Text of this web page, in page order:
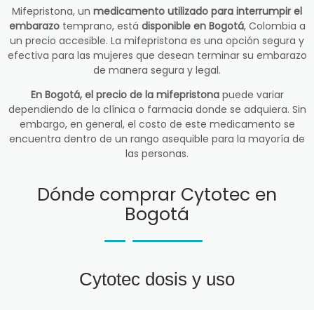
Mifepristona, un medicamento utilizado para interrumpir el
embarazotemprano, está disponible en Bogotá, Colombia a
un precio accesible. La mifepristona es una opción segura y
efectiva para las mujeres que desean terminar su embarazo
de manera segura y legal.
En Bogotá, el precio de la mifepristonapuede variar
dependiendo de la clínica o farmacia donde se adquiera. Sin
embargo, en general, el costo de este medicamento se
encuentra dentro de un rango asequible para la mayoría de
las personas.
Dónde comprar Cytotec en
Bogotá
Cytotec dosis y uso